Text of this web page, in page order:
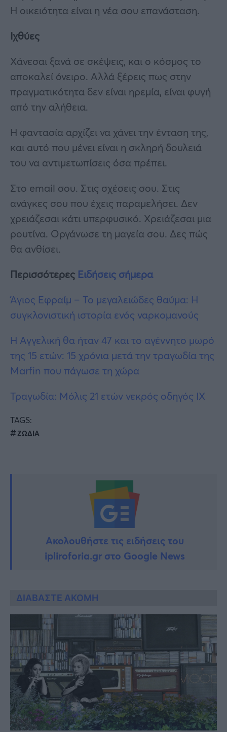
Η οικειότητα είναι η νέα σου επανάσταση.
Ιχθύες
Xάνεσαι ξανά σε σκέψεις, και ο κόσμος το
αποκαλεί όνειρο. Αλλά ξέρεις πως στην
πραγματικότητα δεν είναι ηρεμία, είναι φυγή
από την αλήθεια.
Η φαντασία αρχίζει να χάνει την ένταση της,
και αυτό που μένει είναι η σκληρή δουλειά
του να αντιμετωπίσεις όσα πρέπει.
Στο email σου. Στις σχέσεις σου. Στις
ανάγκες σου που έχεις παραμελήσει. Δεν
χρειάζεσαι κάτι υπερφυσικό. Χρειάζεσαι μια
ρουτίνα. Οργάνωσε τη μαγεία σου. Δες πώς
θα ανθίσει.
Περισσότερες Ειδήσεις σήμερα
Άγιος Εφραίμ – Το μεγαλειώδες θαύμα: H
συγκλονιστική ιστορία ενός ναρκομανούς
Η Αγγελική θα ήταν 47 και το αγέννητο μωρό
της 15 ετών: 15 χρόνια μετά την τραγωδία της
Marfin που πάγωσε τη χώρα
Τραγωδία: Μόλις 21 ετών νεκρός οδηγός ΙΧ
TAGS:
ΖΩΔΙΑ
Ακολουθήστε τις ειδήσεις του
ipliroforia.gr στο Google News
ΔΙΑΒΑΣΤΕ ΑΚΟΜΗ